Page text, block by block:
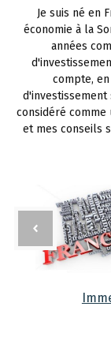
Je suis né en
économie à la
années
compte,
d'investissement
considéré
et mes conseils